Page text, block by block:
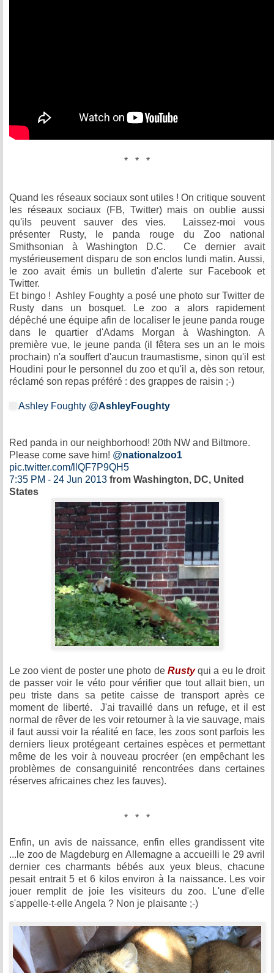
* * *
Quand les réseaux sociaux sont utiles ! On critique souvent
les réseaux sociaux (FB, Twitter) mais on oublie aussi
qu'ils peuvent sauver des vies. Laissez-moi vous
présenter Rusty, le panda rouge du Zoo national
Smithsonian à Washington D.C. Ce dernier avait
mystérieusement disparu de son enclos lundi matin. Aussi,
le zoo avait émis un bulletin d'alerte sur Facebook et
Twitter.
Et bingo ! Ashley Foughty a posé une photo sur Twitter de
Rusty dans un bosquet. Le zoo a alors rapidement
dépêché une équipe afin de localiser le jeune panda rouge
dans le quartier d'Adams Morgan à Washington. A
première vue, le jeune panda (il fêtera ses un an le mois
prochain) n'a souffert d'aucun traumastisme, sinon qu'il est
Houdini pour le personnel du zoo et qu'il a, dès son retour,
réclamé son repas préféré : des grappes de raisin ;-)
Ashley Foughty @AshleyFoughty
Red panda in our neighborhood! 20th NW and Biltmore.
Please come save him! @nationalzoo1
pic.twitter.com/llQF7P9QH5
7:35 PM - 24 Jun 2013 from Washington, DC, United
States
Le zoo vient de poster une photo de Rustyqui a eu le droit
de passer voir le véto pour vérifier que tout allait bien, un
peu triste dans sa petite caisse de transport après ce
moment de liberté. J'ai travaillé dans un refuge, et il est
normal de rêver de les voir retourner à la vie sauvage, mais
il faut aussi voir la réalité en face, les zoos sont parfois les
derniers lieux protégeant certaines espèces et permettant
même de les voir à nouveau procréer (en empêchant les
problèmes de consanguinité rencontrées dans certaines
réserves africaines chez les fauves).
* * *
Enfin, un avis de naissance, enfin elles grandissent vite
...le zoo de Magdeburg en Allemagne a accueilli le 29 avril
dernier ces charmants bébés aux yeux bleus, chacune
pesait entrait 5 et 6 kilos environ à la naissance. Les voir
jouer remplit de joie les visiteurs du zoo. L'une d'elle
s'appelle-t-elle Angela ? Non je plaisante ;-)